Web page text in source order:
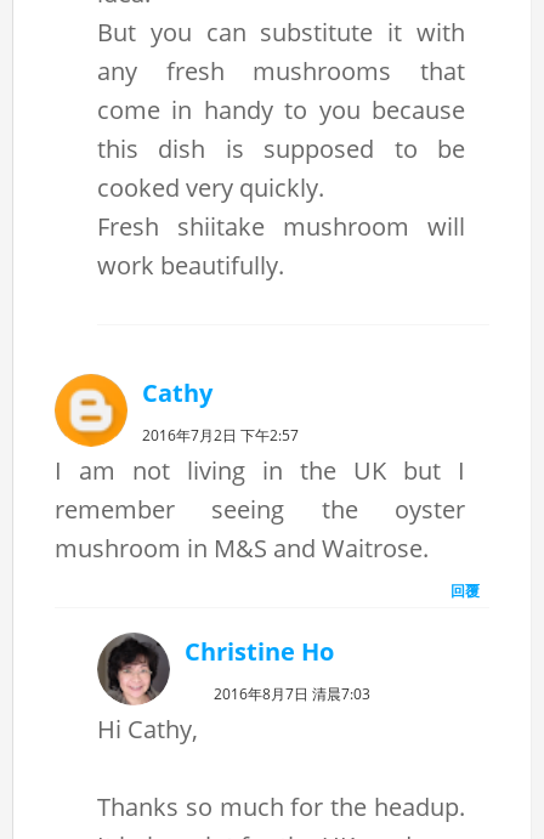
But you can substitute it with
any fresh mushrooms that
come in handy to you because
this dish is supposed to be
cooked very quickly.
Fresh shiitake mushroom will
work beautifully.
Cathy
2016年7月2日 下午2:57
I am not living in the UK but I
remember seeing the oyster
mushroom in M&S and Waitrose.
回覆
Christine Ho
2016年8月7日 清晨7:03
Hi Cathy,
Thanks so much for the headup.